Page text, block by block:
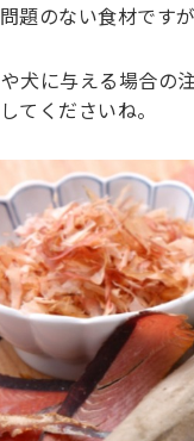
題のない食材です
犬に与える場合の
てくださいね。